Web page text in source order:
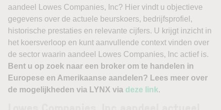
aandeel Lowes Companies, Inc? Hier vindt u objectieve
gegevens over de actuele beurskoers, bedrijfsprofiel,
historische prestaties en relevante cijfers. U krijgt inzicht in
het koersverloop en kunt aanvullende context vinden over
de sector waarin aandeel Lowes Companies, Inc actief is.
Bent u op zoek naar een broker om te handelen in
Europese en Amerikaanse aandelen? Lees meer over
de mogelijkheden via LYNX via deze link.